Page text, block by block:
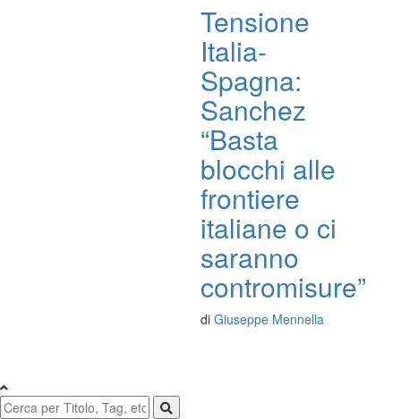
Tensione
Italia-
Spagna:
Sanchez
“Basta
blocchi alle
frontiere
italiane o ci
saranno
contromisure”
di Giuseppe Mennella